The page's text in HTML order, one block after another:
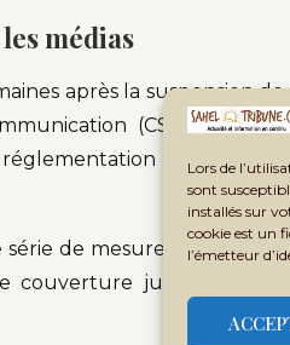
Lors de
sont
installés sur
cookie est un
l’émetteur
médias
après la suspension
(CSC). Les
nationale
série de mesures visant
couverture jugée hostile